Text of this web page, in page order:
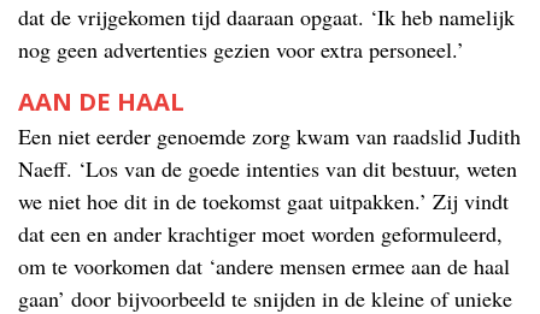
dat de vrijgekomen tijd daaraan opgaat. ‘Ik heb namelijk
nog geen advertenties gezien voor extra personeel.’
AAN DE HAAL
Een niet eerder genoemde zorg kwam van raadslid Judith
Naeff. ‘Los van de goede intenties van dit bestuur, weten
we niet hoe dit in de toekomst gaat uitpakken.’ Zij vindt
dat een en ander krachtiger moet worden geformuleerd,
om te voorkomen dat ‘andere mensen ermee aan de haal
gaan’ door bijvoorbeeld te snijden in de kleine of unieke